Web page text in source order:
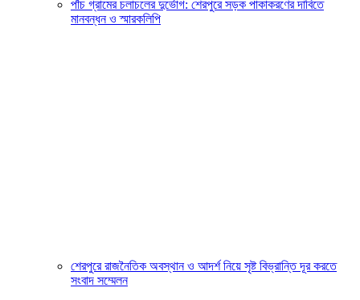
পাঁচ গ্রামের চলাচলের দুর্ভোগ: শেরপুরে সড়ক পাকাকরণের দাবিতে
মানবন্ধন ও স্মারকলিপি
শেরপুরে রাজনৈতিক অবস্থান ও আদর্শ নিয়ে সৃষ্ট বিভ্রান্তি দূর করতে
সংবাদ সম্মেলন